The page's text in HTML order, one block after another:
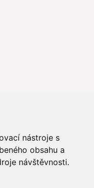
nástroje s
obsahu a
návštěvnosti.
do 48